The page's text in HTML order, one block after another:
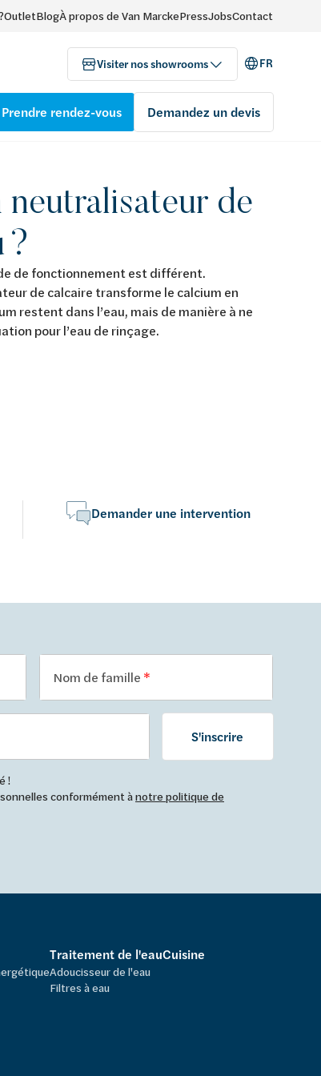
OutletBlogÀ propos de Van MarckePressJobsContact
Visiter nos showrooms FR
Prendre rendez-vous Demandez un devis
de
?
de fonctionnement est différent.
de calcaire transforme le calcium en
restent dans l’eau, mais de manière à ne
pour l’eau de rinçage.
Demander une intervention
Nom de famille
S'inscrire
!
conformément ànotre politique de
Traitement de l'eau
Adoucisseur de l'eau
Filtres à eau
Cuisine